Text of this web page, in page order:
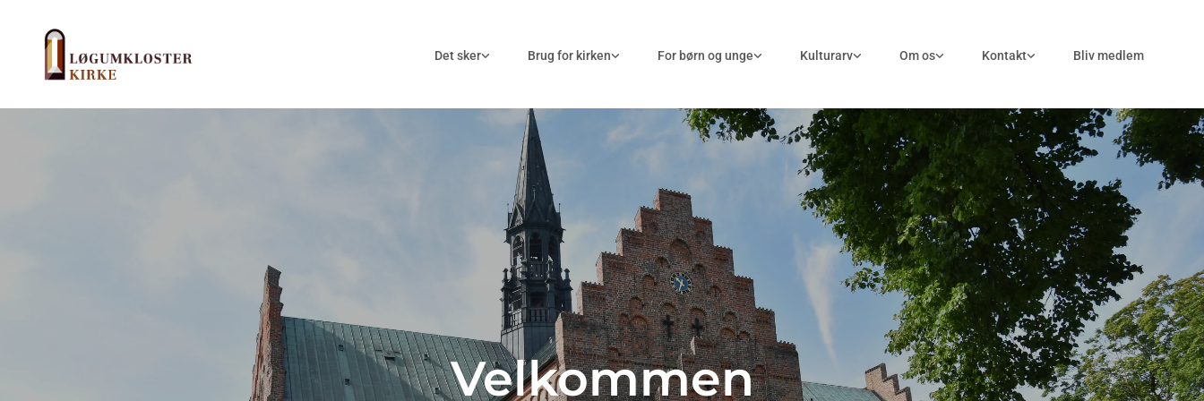
Det sker Brug for kirken For børn og unge Kulturarv Om os Kontakt Bliv medlem
Velkommen